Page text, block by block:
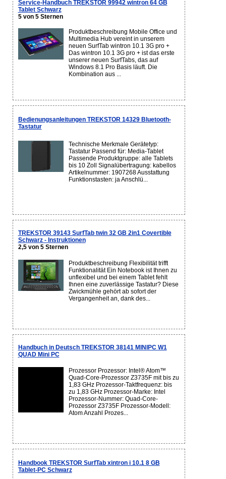
Service-Handbuch TREKSTOR 99942 wintron 64 GB
Tablet Schwarz
5 von 5 Sternen
Produktbeschreibung Mobile Office und
Multimedia Hub vereint in unserem
neuen SurfTab wintron 10.1 3G pro +
Das wintron 10.1 3G pro + ist das erste
unserer neuen SurfTabs, das auf
Windows 8.1 Pro Basis läuft. Die
Kombination aus ...
Bedienungsanleitungen TREKSTOR 14329 Bluetooth-
Tastatur
Technische Merkmale Gerätetyp:
Tastatur Passend für: Media-Tablet
Passende Produktgruppe: alle Tablets
bis 10 Zoll Signalübertragung: kabellos
Artikelnummer: 1907268 Ausstattung
Funktionstasten: ja Anschlü...
TREKSTOR 39143 SurfTab twin 32 GB 2in1 Covertible
Schwarz - Instruktionen
2,5 von 5 Sternen
Produktbeschreibung Flexibilität trifft
Funktionalität Ein Notebook ist Ihnen zu
unflexibel und bei einem Tablet fehlt
Ihnen eine zuverlässige Tastatur? Diese
Zwickmühle gehört ab sofort der
Vergangenheit an, dank des...
Handbuch in Deutsch TREKSTOR 38141 MINIPC W1
QUAD Mini PC
Prozessor Prozessor: Intel® Atom™
Quad-Core-Prozessor Z3735F mit bis zu
1,83 GHz Prozessor-Taktfrequenz: bis
zu 1,83 GHz Prozessor-Marke: Intel
Prozessor-Nummer: Quad-Core-
Prozessor Z3735F Prozessor-Modell:
Atom Anzahl Prozes...
Handbook TREKSTOR SurfTab xintron i 10.1 8 GB
Tablet-PC Schwarz